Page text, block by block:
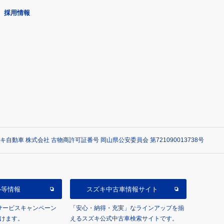
採用情報
自動車 株式会社 古物商許可証番号 岡山県公安委員会 第721090013738号
情報
ービスキャンペーン
ます。
スズキ中古車情報サイト
「安心・納得・充実」なラインアップを揃
えるスズキ公式中古車検索サイトです。